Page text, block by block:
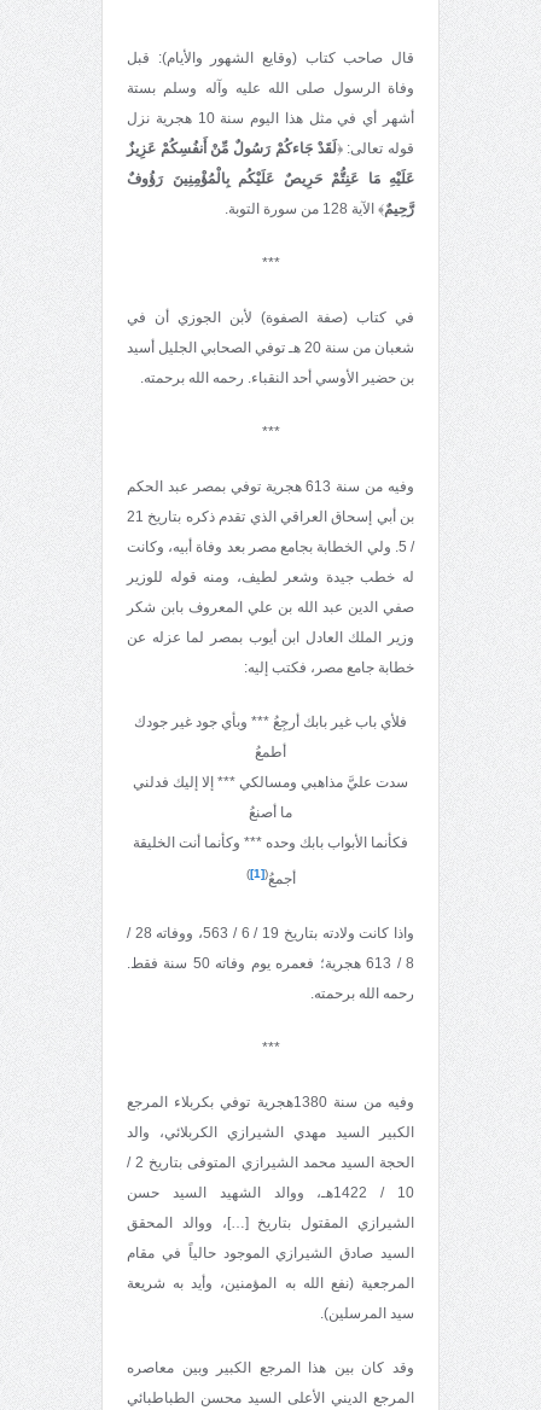
قال صاحب كتاب (وقايع الشهور والأيام): قبل
وفاة الرسول صلى الله عليه وآله وسلم بستة
أشهر أي في مثل هذا اليوم سنة 10 هجرية نزل
قوله تعالى: ﴿لَقَدْ جَاءكُمْ رَسُولٌ مِّنْ أَنفُسِكُمْ عَزِيزٌ
عَلَيْهِ مَا عَنِتُّمْ حَرِيصٌ عَلَيْكُم بِالْمُؤْمِنِينَ رَؤُوفٌ
رَّحِيمٌ﴾ الآية 128 من سورة التوبة.
***
في كتاب (صفة الصفوة) لأبن الجوزي أن في
شعبان من سنة 20 هـ توفي الصحابي الجليل أسيد
بن حضير الأوسي أحد النقباء. رحمه الله برحمته.
***
وفيه من سنة 613 هجرية توفي بمصر عبد الحكم
بن أبي إسحاق العراقي الذي تقدم ذكره بتاريخ 21
/ 5. ولي الخطابة بجامع مصر بعد وفاة أبيه، وكانت
له خطب جيدة وشعر لطيف، ومنه قوله للوزير
صفي الدين عبد الله بن علي المعروف بابن شكر
وزير الملك العادل ابن أيوب بمصر لما عزله عن
خطابة جامع مصر، فكتب إليه:
فلأي باب غير بابك أرجِعُ *** وبأي جود غير جودك
أطمعُ
سدت عليَّ مذاهبي ومسالكي *** إلا إليك فدلني
ما أصنعُ
فكأنما الأبواب بابك وحده *** وكأنما أنت الخليقة
أجمعُ(
[1]
)
واذا كانت ولادته بتاريخ 19 / 6 / 563، ووفاته 28 /
8 / 613 هجرية؛ فعمره يوم وفاته 50 سنة فقط.
رحمه الله برحمته.
***
وفيه من سنة 1380هجرية توفي بكربلاء المرجع
الكبير السيد مهدي الشيرازي الكربلائي، والد
الحجة السيد محمد الشيرازي المتوفى بتاريخ 2 /
10 / 1422هـ، ووالد الشهيد السيد حسن
الشيرازي المقتول بتاريخ […]، ووالد المحقق
السيد صادق الشيرازي الموجود حالياً في مقام
المرجعية (نفع الله به المؤمنين، وأيد به شريعة
سيد المرسلين).
وقد كان بين هذا المرجع الكبير وبين معاصره
المرجع الديني الأعلى السيد محسن الطباطبائي